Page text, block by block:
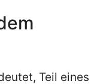
Teil eines